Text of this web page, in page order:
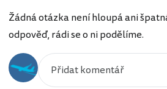
Žádná otázka není hloupá ani
odpověď, rádi se o ni podělíme.